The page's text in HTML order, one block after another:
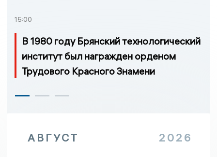
15:00
В 1980 году Брянский технологический
институт был награжден орденом
Трудового Красного Знамени
АВГУСТ 2026